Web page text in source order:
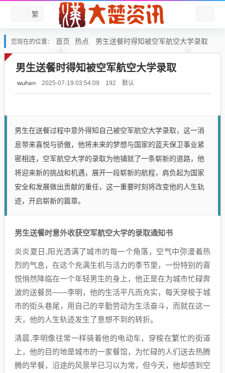
繁
您现在的位置： 首页 热点 男生送餐时得知被空军航空大学录取
男生送餐时得知被空军航空大学录取
wuhan 2025-07-19 03:54:09 192 默认
男生在送餐过程中意外得知自己被空军航空大学录取，这一消
息带来喜悦与骄傲，他将未来的梦想与国家的蓝天保卫事业紧
密相连，空军航空大学的录取为他铺就了一条崭新的道路，他
将迎来新的挑战和机遇，展开一段崭新的航程，肩负起为国家
安全和发展做出贡献的重任，这一重要时刻将改变他的人生轨
迹，开启崭新的篇章。
男生送餐时意外收获空军航空大学的录取通知书
炎炎夏日,阳光洒满了城市的每一个角落，空气中弥漫着热
烈的气息，在这个充满生机与活力的季节里，一份特别的喜
悦悄然降临在一个年轻男生的身上，他正是在为城市忙碌奔
波的送餐员——李明，他的生活平凡而充实，每天穿梭于城
市的街头巷尾，用自己的辛勤劳动为生活奋斗，而就在这一
天，他的人生轨迹发生了意想不到的转折。
清晨,李明像往常一样骑着他的电动车，穿梭在繁忙的街道
上，他的目的地是城市的一家餐馆，为忙碌的人们送去热腾
腾的早餐，沿途的风景早已习以为常，但今天，他却感到空